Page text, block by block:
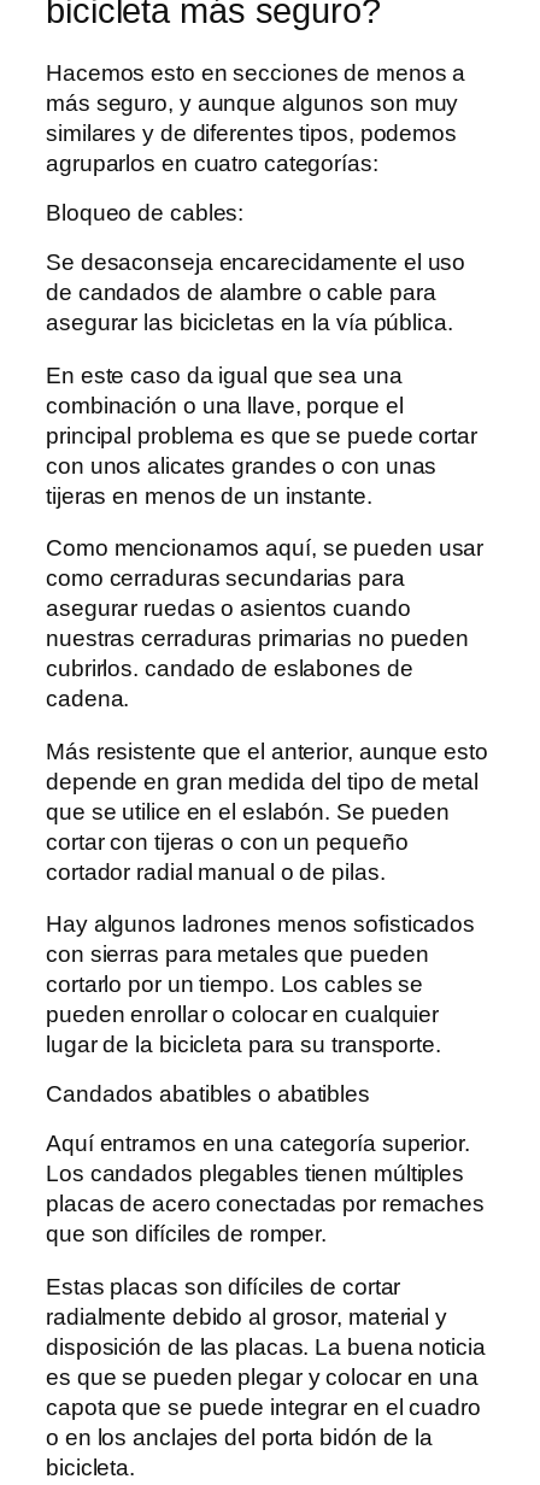
bicicleta más seguro?
Hacemos esto en secciones de menos a
más seguro, y aunque algunos son muy
similares y de diferentes tipos, podemos
agruparlos en cuatro categorías:
Bloqueo de cables:
Se desaconseja encarecidamente el uso
de candados de alambre o cable para
asegurar las bicicletas en la vía pública.
En este caso da igual que sea una
combinación o una llave, porque el
principal problema es que se puede cortar
con unos alicates grandes o con unas
tijeras en menos de un instante.
Como mencionamos aquí, se pueden usar
como cerraduras secundarias para
asegurar ruedas o asientos cuando
nuestras cerraduras primarias no pueden
cubrirlos. candado de eslabones de
cadena.
Más resistente que el anterior, aunque esto
depende en gran medida del tipo de metal
que se utilice en el eslabón. Se pueden
cortar con tijeras o con un pequeño
cortador radial manual o de pilas.
Hay algunos ladrones menos sofisticados
con sierras para metales que pueden
cortarlo por un tiempo. Los cables se
pueden enrollar o colocar en cualquier
lugar de la bicicleta para su transporte.
Candados abatibles o abatibles
Aquí entramos en una categoría superior.
Los candados plegables tienen múltiples
placas de acero conectadas por remaches
que son difíciles de romper.
Estas placas son difíciles de cortar
radialmente debido al grosor, material y
disposición de las placas. La buena noticia
es que se pueden plegar y colocar en una
capota que se puede integrar en el cuadro
o en los anclajes del porta bidón de la
bicicleta.